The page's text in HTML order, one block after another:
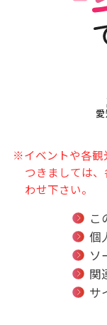
※イベントや各観
つきましては
わせ下さい。
こ
個
ソ
関
サ